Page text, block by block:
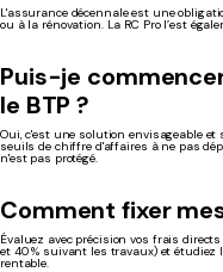
L'assurance décennale est une
ou à la rénovation. La RC Pro l’est
Puis-je
le BTP ?
Oui, c'est une solution envisageable
seuils de chiffre d'affaires à ne pas
n'est pas protégé.
Comment fixer
Évaluez avec précision vos frais
et 40 % suivant les travaux) et
rentable.